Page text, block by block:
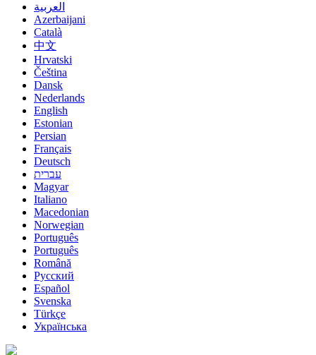
العربية
Azerbaijani
Català
中文
Hrvatski
Čeština
Dansk
Nederlands
English
Estonian
Persian
Français
Deutsch
עברית
Magyar
Italiano
Macedonian
Norwegian
Português
Português
Română
Русский
Español
Svenska
Türkçe
Українська